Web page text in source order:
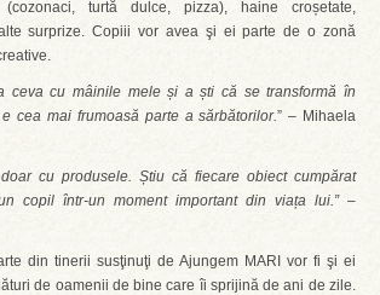
(cozonaci, turtă dulce, pizza), haine croșetate,
surprize. Copiii vor avea şi ei parte de o zonă
ceva cu mâinile mele și a ști că se transformă în
cea mai frumoasă parte a sărbătorilor.” – Mihaela
cu produsele. Știu că fiecare obiect cumpărat
copil într-un moment important din viața lui.”–
din tinerii susţinuţi de Ajungem MARI vor fi şi ei
de oamenii de bine care îi sprijină de ani de zile.